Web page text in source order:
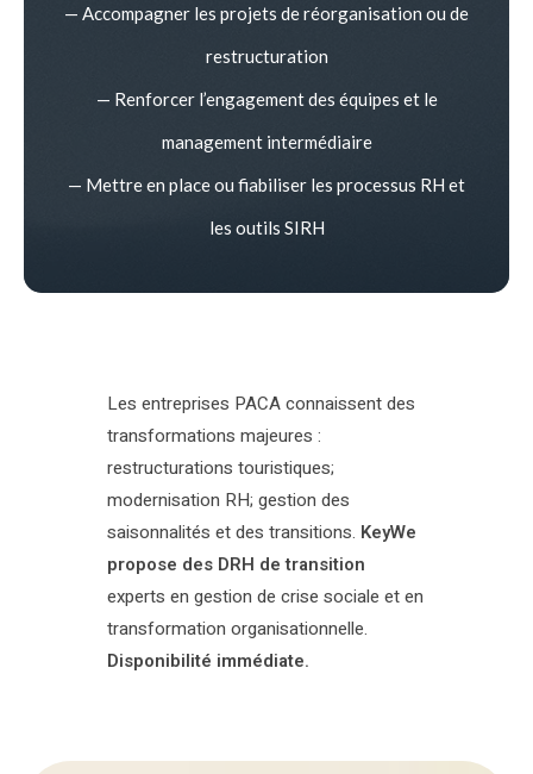
— Accompagner les projets de réorganisation ou de
restructuration
— Renforcer l’engagement des équipes et le
management intermédiaire
— Mettre en place ou fiabiliser les processus RH et
les outils SIRH
Les entreprises PACA connaissent des
transformations majeures :
restructurations touristiques;
modernisation RH; gestion des
saisonnalités et des transitions. KeyWe
propose des DRH de transition
experts en gestion de crise sociale et en
transformation organisationnelle.
Disponibilité immédiate.